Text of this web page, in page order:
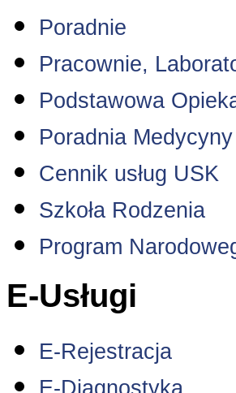
Poradnie
Pracownie,
Podstawowa
Poradnia
Cennik usług USK
Szkoła Rodzenia
Program
E-Usługi
E-Rejestracja